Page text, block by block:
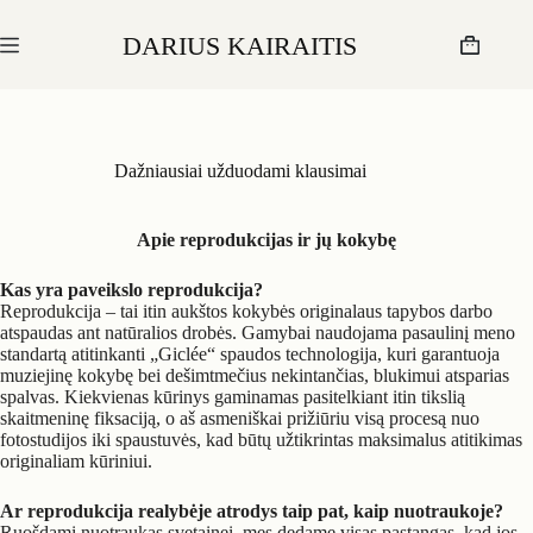
content
DARIUS KAIRAITIS Krepšelis
Dažniausiai užduodami klausimai
Apie reprodukcijas ir jų kokybę
Kas yra paveikslo reprodukcija?
Reprodukcija – tai itin aukštos kokybės originalaus tapybos darbo
atspaudas ant natūralios drobės. Gamybai naudojama pasaulinį meno
standartą atitinkanti „Giclée“ spaudos technologija, kuri garantuoja
muziejinę kokybę bei dešimtmečius nekintančias, blukimui atsparias
spalvas. Kiekvienas kūrinys gaminamas pasitelkiant itin tikslią
skaitmeninę fiksaciją, o aš asmeniškai prižiūriu visą procesą nuo
fotostudijos iki spaustuvės, kad būtų užtikrintas maksimalus atitikimas
originaliam kūriniui.
Ar reprodukcija realybėje atrodys taip pat, kaip nuotraukoje?